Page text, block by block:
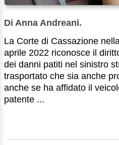
Di Anna Andreani.
La Corte di Cassazione
aprile 2022 riconosce il
dei danni patiti nel sinistro
trasportato che sia anche
anche se ha affidato il
patente ...